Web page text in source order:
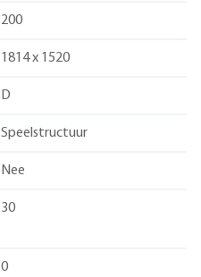
200
1814 x 1520
D
Speelstructuur
Nee
30
0